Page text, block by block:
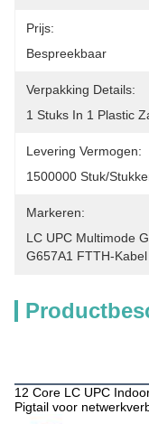
Prijs:
Bespreekbaar
Verpakking Details:
1 Stuks In 1 Plastic
Levering Vermogen:
1500000 Stuk/
Markeren:
LC UPC Multimode
G657A1 FTTH-Kabel
12 Core LC UPC
Pigtail voor